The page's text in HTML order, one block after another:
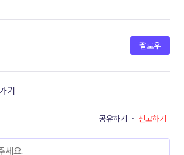
팔로우
기
공유하기 · 신고하기